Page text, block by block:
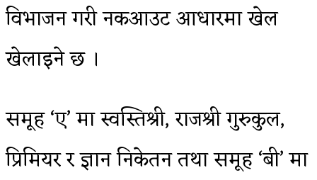
विभाजन गरी नकआउट आधारमा खेल
खेलाइने छ ।
समूह ‘ए’ मा स्वस्तिश्री, राजश्री गुरुकुल,
प्रिमियर र ज्ञान निकेतन तथा समूह ‘बी’ मा